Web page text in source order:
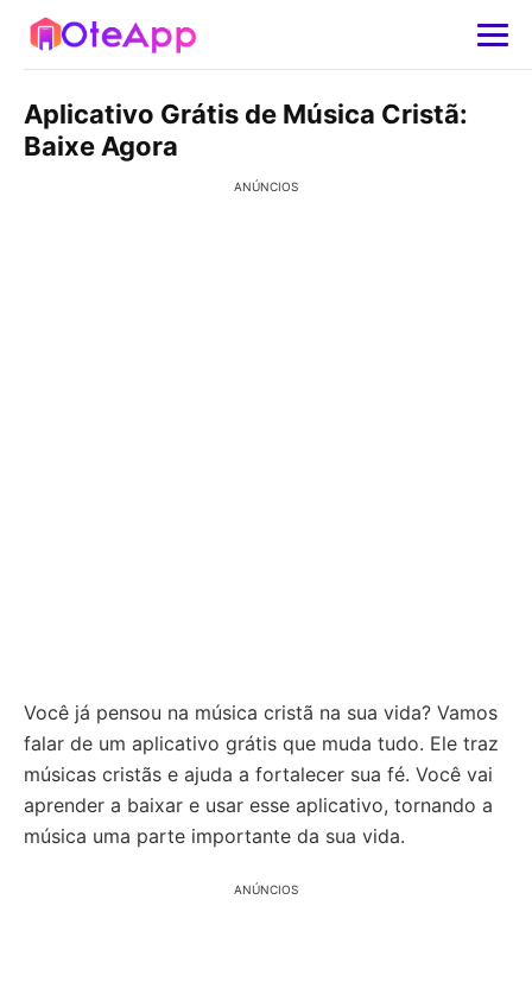
Aplicativo Grátis de Música Cristã:
Baixe Agora
ANÚNCIOS
Você já pensou na música cristã na sua vida? Vamos
falar de um aplicativo grátis que muda tudo. Ele traz
músicas cristãs e ajuda a fortalecer sua fé. Você vai
aprender a baixar e usar esse aplicativo, tornando a
música uma parte importante da sua vida.
ANÚNCIOS